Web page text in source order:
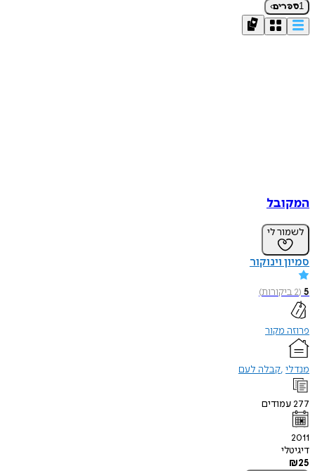
1ספרים›
המקובל
לשמור לי
סמיון וינוקור
5
(
2ביקורות)
פרוזה מקור
מנדלי קבלה לעם
277עמודים
2011
דיגיטלי
₪25